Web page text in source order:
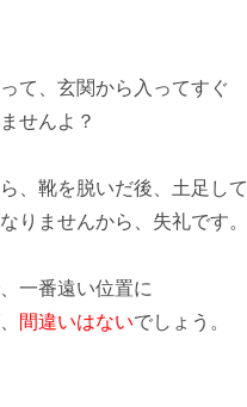
て、 玄関から入ってすぐ
せんよ？
、靴を脱いだ後、 土足 して
りませんから、 失礼です。
一番遠い位置に
間違いはないでしょう。